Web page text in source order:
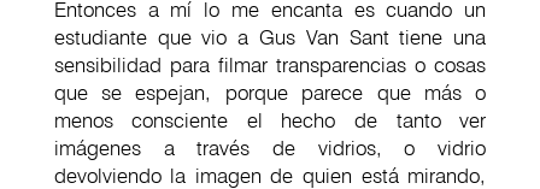
Entonces a mí lo me encanta es cuando un
estudiante que vio a Gus Van Sant tiene una
sensibilidad para filmar transparencias o cosas
que se espejan, porque parece que más o
menos consciente el hecho de tanto ver
imágenes a través de vidrios, o vidrio
devolviendo la imagen de quien está mirando,